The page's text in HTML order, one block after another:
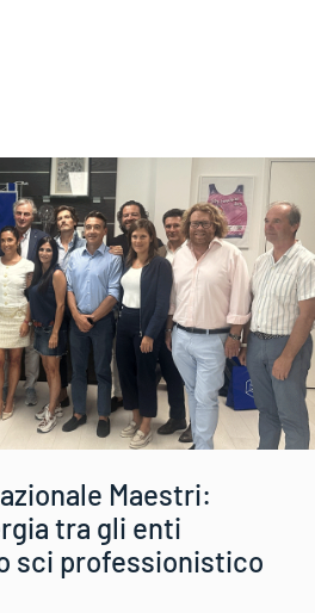
Maestri:
tra gli enti
sci professionistico